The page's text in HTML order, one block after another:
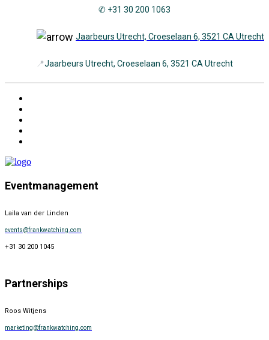
✆ +31 30 200 1063
Jaarbeurs Utrecht, Croeselaan 6, 3521 CA Utrecht
📍Jaarbeurs Utrecht, Croeselaan 6, 3521 CA Utrecht
Eventmanagement
Laila van der Linden
events@frankwatching.com
+31 30 200 1045
Partnerships
Roos Witjens
marketing@frankwatching.com